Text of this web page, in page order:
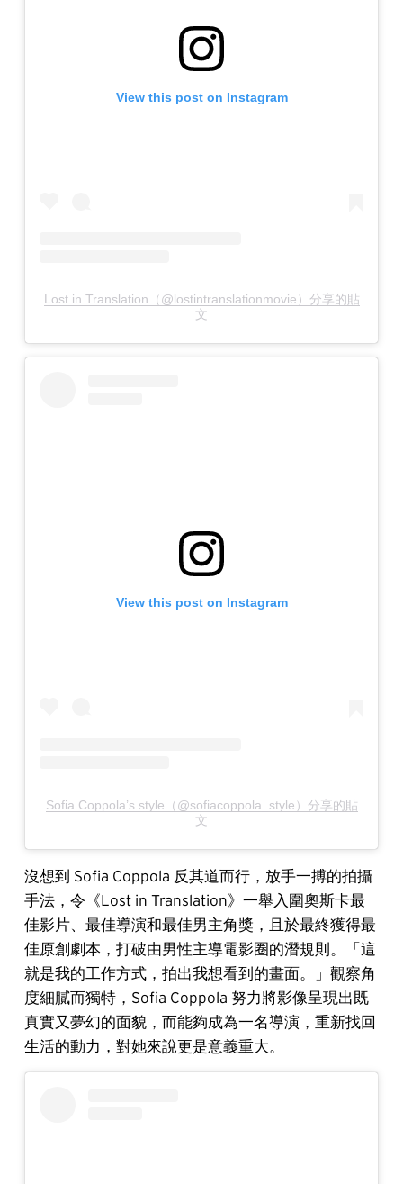
View this post on Instagram
Lost in Translation（@lostintranslationmovie）分享的貼
文
View this post on Instagram
Sofia Coppola’s style（@sofiacoppola_style）分享的貼
文
沒想到 Sofia Coppola 反其道而行，放手一搏的拍攝
手法，令《Lost in Translation》一舉入圍奧斯卡最
佳影片、最佳導演和最佳男主角獎，且於最終獲得最
佳原創劇本，打破由男性主導電影圈的潛規則。「這
就是我的工作方式，拍出我想看到的畫面。」觀察角
度細膩而獨特，Sofia Coppola 努力將影像呈現出既
真實又夢幻的面貌，而能夠成為一名導演，重新找回
生活的動力，對她來說更是意義重大。